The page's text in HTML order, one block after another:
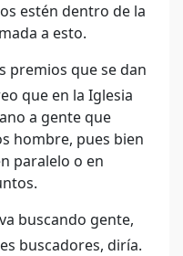
estén dentro de la
a esto.
premios que se dan
que en la Iglesia
a gente que
hombre, pues bien
paralelo o en
buscando gente,
buscadores, diría.